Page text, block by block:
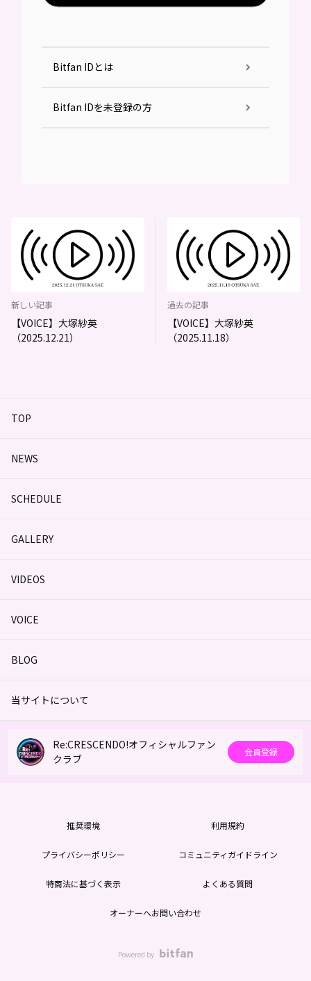
Bitfan IDとは
Bitfan IDを未登録の方
新しい記事
【VOICE】大塚紗英
（2025.12.21）
過去の記事
【VOICE】大塚紗英
（2025.11.18）
TOP
NEWS
SCHEDULE
GALLERY
VIDEOS
VOICE
BLOG
当サイトについて
Re:CRESCENDO!オフィシャルファン
クラブ
会員登録
推奨環境 利用規約
プライバシーポリシー コミュニティガイドライン
特商法に基づく表示 よくある質問
オーナーへお問い合わせ
Powered by